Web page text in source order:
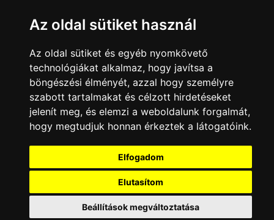
Az oldal sütiket használ
Az oldal sütiket és egyéb nyomkövető
technológiákat alkalmaz, hogy javítsa a
böngészési élményét, azzal hogy személyre
szabott tartalmakat és célzott hirdetéseket
jelenít meg, és elemzi a weboldalunk forgalmát,
hogy megtudjuk honnan érkeztek a látogatóink.
Elfogadom
Elutasítom
Beállítások megváltoztatása